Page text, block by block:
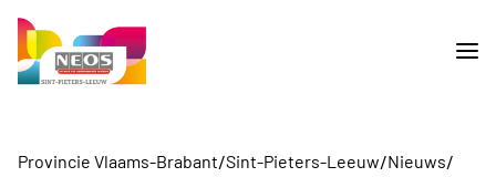
Provincie Vlaams-Brabant/Sint-Pieters-Leeuw/Nieuws/